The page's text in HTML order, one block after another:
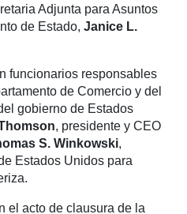
Adjunta para Asuntos
de Estado, Janice L.
funcionarios responsables
de Comercio y del
gobierno de Estados
, presidente y CEO
S. Winkowski,
Estados Unidos para
el acto de clausura de la